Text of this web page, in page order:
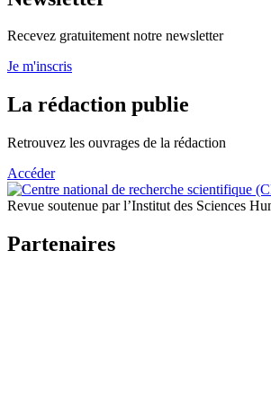
Recevez gratuitement notre newsletter
Je m'inscris
La rédaction publie
Retrouvez les ouvrages de la rédaction
Accéder
Revue soutenue par l’Institut des Sciences
Partenaires